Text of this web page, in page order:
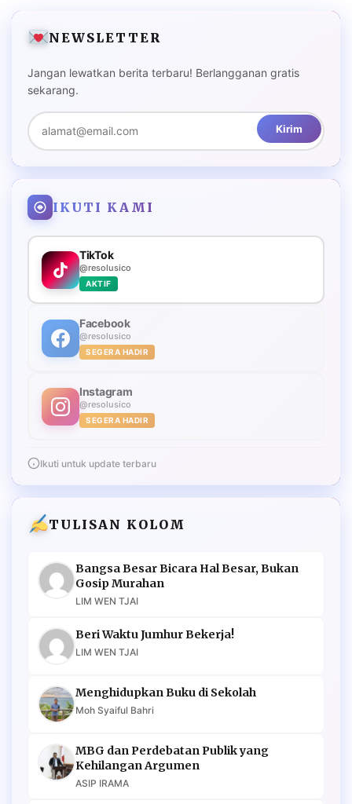
NEWSLETTER
Jangan lewatkan berita terbaru! Berlangganan gratis
sekarang.
Kirim
IKUTI KAMI
TikTok
@resolusico
AKTIF
Facebook
@resolusico
SEGERA HADIR
Instagram
@resolusico
SEGERA HADIR
Ikuti untuk update terbaru
TULISAN KOLOM
Bangsa Besar Bicara Hal Besar, Bukan
Gosip Murahan
LIM WEN TJAI
Beri Waktu Jumhur Bekerja!
LIM WEN TJAI
Menghidupkan Buku di Sekolah
Moh Syaiful Bahri
MBG dan Perdebatan Publik yang
Kehilangan Argumen
ASIP IRAMA